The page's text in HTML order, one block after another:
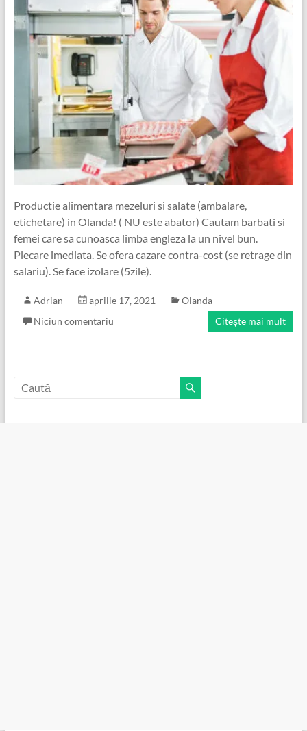
Productie alimentara mezeluri si salate (ambalare,
etichetare) in Olanda! ( NU este abator) Cautam barbati si
femei care sa cunoasca limba engleza la un nivel bun.
Plecare imediata. Se ofera cazare contra-cost (se retrage din
salariu). Se face izolare (5zile).
Adrian aprilie 17, 2021
Olanda
Niciun comentariu
Citește mai mult